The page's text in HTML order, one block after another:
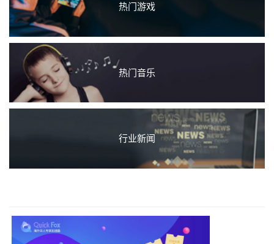
热门游戏
热门音乐
行业新闻